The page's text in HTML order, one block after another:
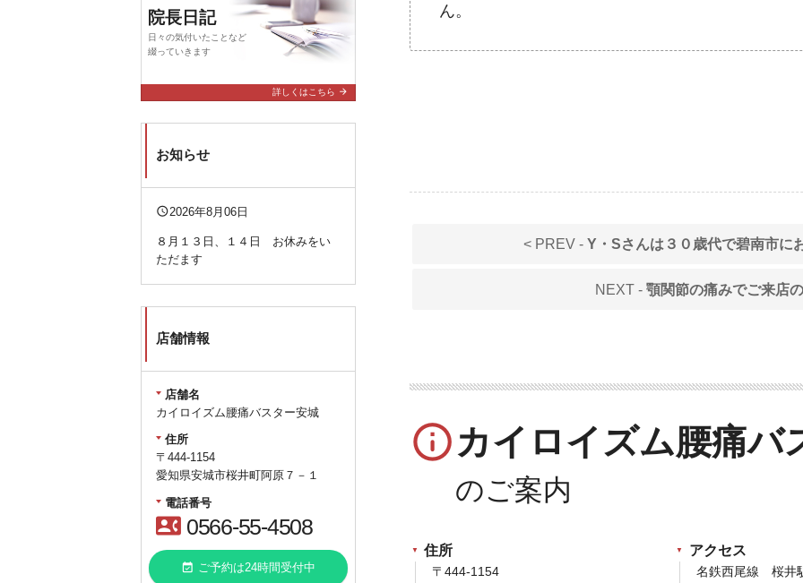
ん。
< PREV - Y・Sさんは３０歳代で碧南市に
NEXT - 顎関節の痛みでご来店
info_outline カイロイズム腰痛バ
住所
〒444-1154
アクセス
名鉄西尾線 桜井
院長日記
日々の気付いたことなど
綴っていきます
詳しくはこちら arrow_forward
お知らせ
query_builder2026年8月06日
８月１３日、１４日 お休みをい
ただます
店舗情報
店舗名
カイロイズム腰痛バスター安城
住所
〒444-1154
愛知県安城市桜井町阿原７－１
電話番号
contact_phone 0566-55-4508
event_available ご予約は24時間受付中